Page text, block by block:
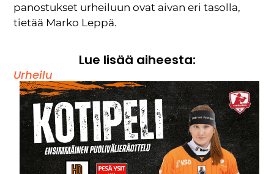
panostukset urheiluun ovat aivan eri tasolla,
tietää Marko Leppä.
Lue lisää aiheesta:
Urheilu